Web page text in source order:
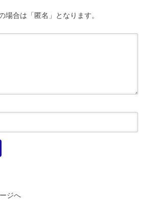
場合は「匿名」となります。
ジへ